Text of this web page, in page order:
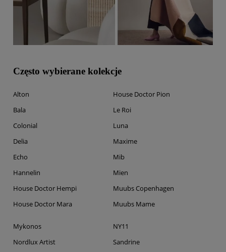
Często wybierane kolekcje
Alton
Bala
Colonial
Delia
Echo
Hannelin
House Doctor Hempi
House Doctor Mara
House Doctor Pion
Le Roi
Luna
Maxime
Mib
Mien
Muubs Copenhagen
Muubs Mame
Mykonos
Nordlux Artist
NY11
Sandrine